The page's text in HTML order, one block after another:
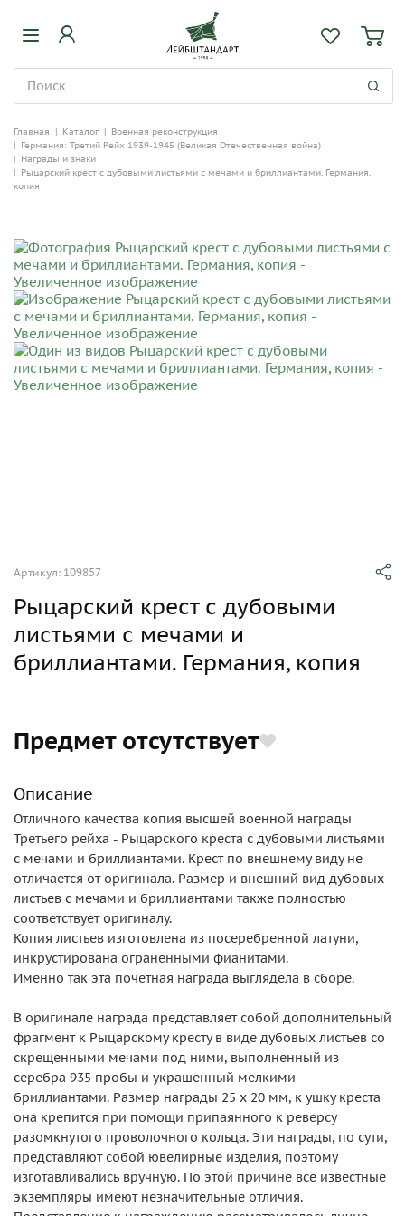
Главная | Каталог | Военная реконструкция
| Германия: Третий Рейх 1939-1945 (Великая Отечественная война)
| Награды и знаки
| Рыцарский крест с дубовыми листьями с мечами и бриллиантами. Германия,
копия
Артикул: 109857
Рыцарский крест с дубовыми
листьями с мечами и
бриллиантами. Германия, копия
Предмет отсутствует
Описание
Отличного качества копия высшей военной награды
Третьего рейха - Рыцарского креста с дубовыми листьями
с мечами и бриллиантами. Крест по внешнему виду не
отличается от оригинала. Размер и внешний вид дубовых
листьев с мечами и бриллиантами также полностью
соответствует оригиналу.
Копия листьев изготовлена из посеребренной латуни,
инкрустирована ограненными фианитами.
Именно так эта почетная награда выглядела в сборе.
В оригинале награда представляет собой дополнительный
фрагмент к Рыцарскому кресту в виде дубовых листьев со
скрещенными мечами под ними, выполненный из
серебра 935 пробы и украшенный мелкими
бриллиантами. Размер награды 25 х 20 мм, к ушку креста
она крепится при помощи припаянного к реверсу
разомкнутого проволочного кольца. Эти награды, по сути,
представляют собой ювелирные изделия, поэтому
изготавливались вручную. По этой причине все известные
экземпляры имеют незначительные отличия.